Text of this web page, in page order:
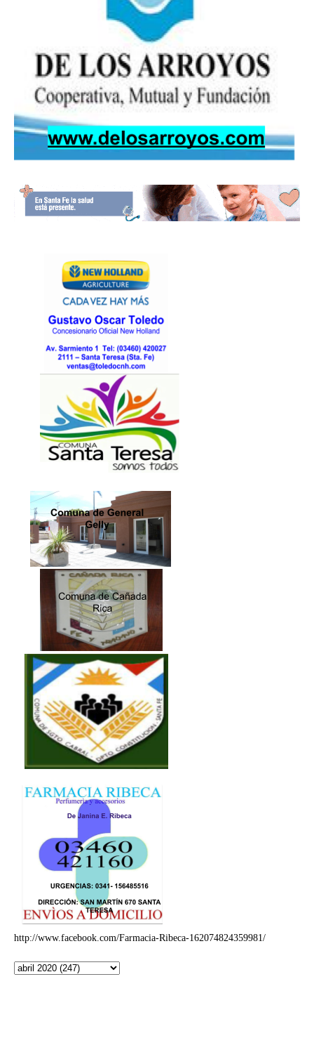
http://www.facebook.com/Farmacia-Ribeca-162074824359981/